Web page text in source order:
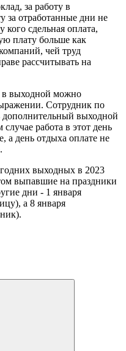
за работу в
за отработанные дни не
сдельная оплата,
плату больше как
чей труд
рассчитывать на
в выходной можно
Сотрудник по
выходной
работа в этот день
а день отдыха оплате не
выходных в 2023
выпавшие на праздники
дни - 1 января
а 8 января